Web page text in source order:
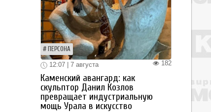
ПЕРСОНА
182
12:07 | 7 августа
Каменский авангард: как
скульптор Данил Козлов
превращает индустриальную
мощь Урала в искусство